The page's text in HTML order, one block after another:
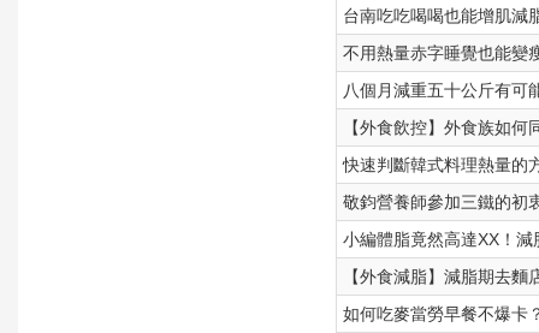
台南吃吃喝喝也能增肌減
不用熱量赤字睡覺也能變
八個月減重五十公斤有可
【外食飲控】外食族如
快速判斷韓式料理熱量的
敬鈞營養師參加三鐵的初
小編體脂竟然高達XX！
【外食減脂】減脂期去
如何吃麥當勞早餐不爆卡